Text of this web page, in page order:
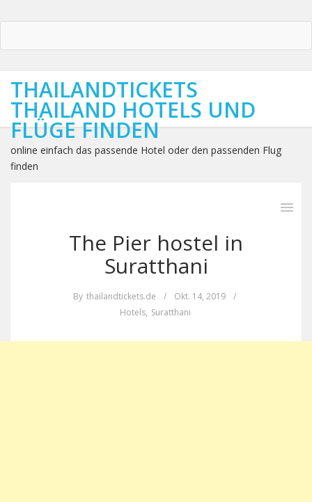
THAILANDTICKETS
THAILAND HOTELS UND
FLÜGE FINDEN
online einfach das passende Hotel oder den passenden Flug
finden
The Pier hostel in
Suratthani
By thailandtickets.de / Okt. 14, 2019
/
Hotels, Suratthani